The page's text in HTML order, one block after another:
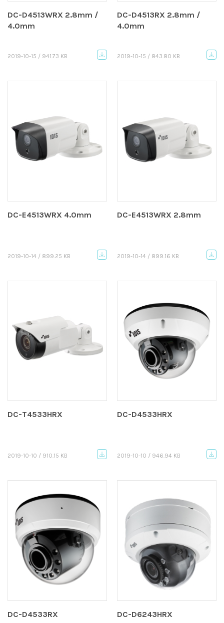
DC-D4513WRX 2.8mm /
4.0mm
2019-10-15 / 941.73 KB
DC-D4513RX 2.8mm /
4.0mm
2019-10-15 / 843.80 KB
DC-E4513WRX 4.0mm
2019-10-14 / 899.25 KB
DC-E4513WRX 2.8mm
2019-10-14 / 899.16 KB
DC-T4533HRX
2019-10-10 / 910.15 KB
DC-D4533HRX
2019-10-10 / 946.94 KB
DC-D4533RX DC-D6243HRX